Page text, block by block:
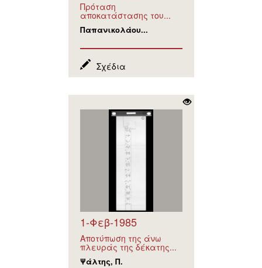
Πρόταση
αποκατάστασης του...
Παπανικολάου...
Σχέδια
1-Φεβ-1985
Αποτύπωση της άνω
πλευράς της δέκατης...
Ψάλτης, Π.